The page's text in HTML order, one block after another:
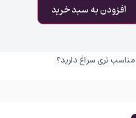
افزودن به سبد خرید
تری سراغ دارید؟